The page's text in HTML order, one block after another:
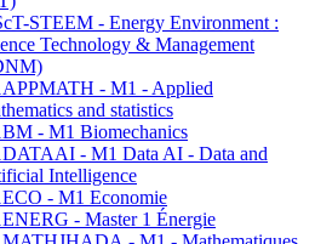
STEEM - Energy Environment :
Technology & Management
- M1 - Applied
and statistics
- M1 Biomechanics
- M1 Data AI - Data and
Intelligence
- M1 Economie
- Master 1 Énergie